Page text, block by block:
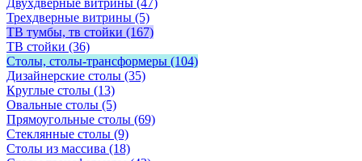
Двухдверные витрины (47)
Трехдверные витрины (5)
ТВ тумбы, тв стойки (167)
ТВ стойки (36)
Столы, столы-трансформеры (104)
Дизайнерские столы (35)
Круглые столы (13)
Овальные столы (5)
Прямоугольные столы (69)
Стеклянные столы (9)
Столы из массива (18)